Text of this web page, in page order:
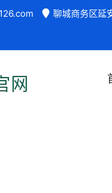
聊城商务区延